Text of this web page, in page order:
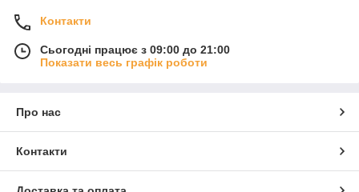
Контакти
Сьогодні працює з 09:00 до 21:00
Показати весь графік роботи
Про нас
Контакти